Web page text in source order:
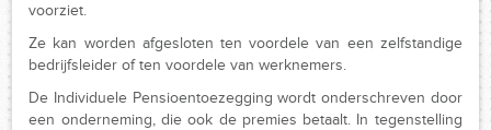
voorziet.
Ze kan worden afgesloten ten voordele van een zelfstandige
bedrijfsleider of ten voordele van werknemers.
De Individuele Pensioentoezegging wordt onderschreven door
een onderneming, die ook de premies betaalt. In tegenstelling